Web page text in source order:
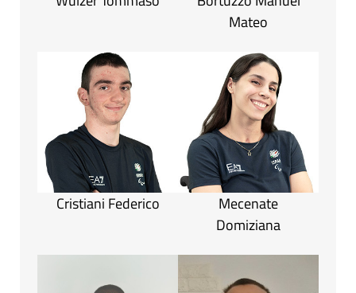
Mateo
Cristiani Federico
Mecenate
Domiziana